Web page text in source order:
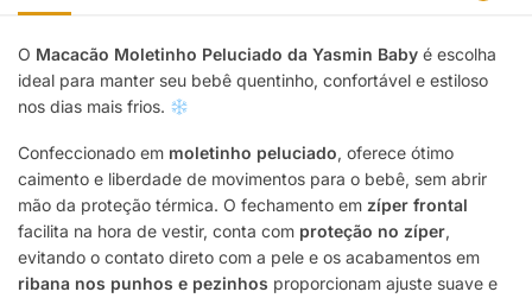
O Macacão Moletinho Peluciado da Yasmin Baby é escolha
ideal para manter seu bebê quentinho, confortável e estiloso
nos dias mais frios.
Confeccionado em moletinho peluciado, oferece ótimo
caimento e liberdade de movimentos para o bebê, sem abrir
mão da proteção térmica. O fechamento em zíper frontal
facilita na hora de vestir, conta com proteção no zíper,
evitando o contato direto com a pele e os acabamentos em
ribana nos punhos e pezinhos proporcionam ajuste suave e